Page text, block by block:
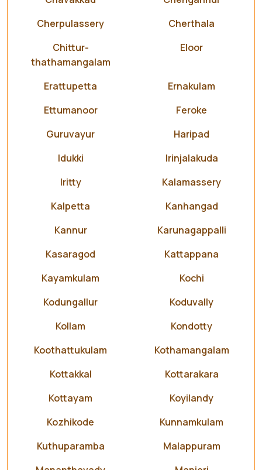
Cherpulassery
Cherthala
Chittur-
thathamangalam
Eloor
Erattupetta
Ernakulam
Ettumanoor
Feroke
Guruvayur
Haripad
Idukki
Irinjalakuda
Iritty
Kalamassery
Kalpetta
Kanhangad
Kannur
Karunagappalli
Kasaragod
Kattappana
Kayamkulam
Kochi
Kodungallur
Koduvally
Kollam
Kondotty
Koothattukulam
Kothamangalam
Kottakkal
Kottarakara
Kottayam
Koyilandy
Kozhikode
Kunnamkulam
Kuthuparamba
Malappuram